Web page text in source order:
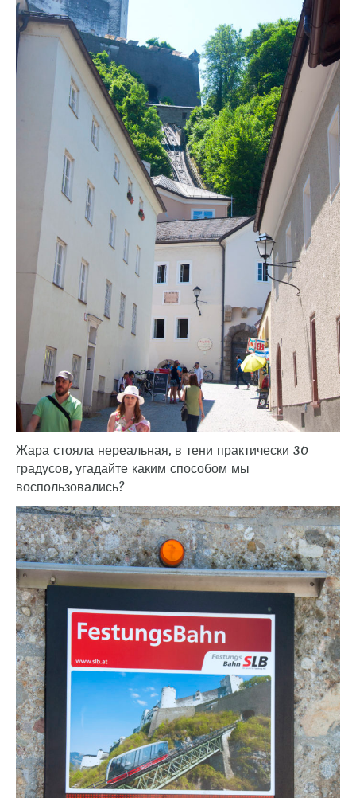
Жара стояла нереальная, в тени практически 30
градусов, угадайте каким способом мы
воспользовались?